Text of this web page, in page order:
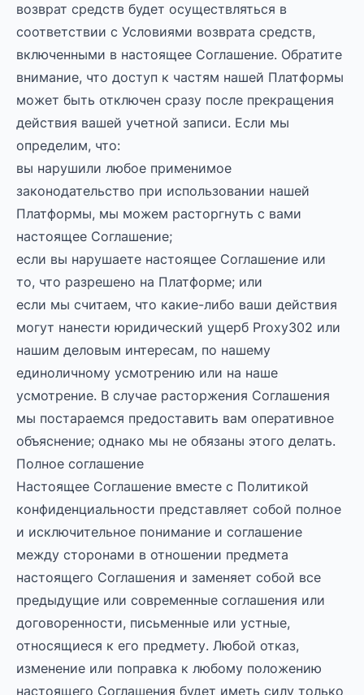
возврат средств будет осуществляться в
соответствии с Условиями возврата средств,
включенными в настоящее Соглашение. Обратите
внимание, что доступ к частям нашей Платформы
может быть отключен сразу после прекращения
действия вашей учетной записи. Если мы
определим, что:
вы нарушили любое применимое
законодательство при использовании нашей
Платформы, мы можем расторгнуть с вами
настоящее Соглашение;
если вы нарушаете настоящее Соглашение или
то, что разрешено на Платформе; или
если мы считаем, что какие-либо ваши действия
могут нанести юридический ущерб Proxy302 или
нашим деловым интересам, по нашему
единоличному усмотрению или на наше
усмотрение. В случае расторжения Соглашения
мы постараемся предоставить вам оперативное
объяснение; однако мы не обязаны этого делать.
Полное соглашение
Настоящее Соглашение вместе с Политикой
конфиденциальности представляет собой полное
и исключительное понимание и соглашение
между сторонами в отношении предмета
настоящего Соглашения и заменяет собой все
предыдущие или современные соглашения или
договоренности, письменные или устные,
относящиеся к его предмету. Любой отказ,
изменение или поправка к любому положению
настоящего Соглашения будет иметь силу только